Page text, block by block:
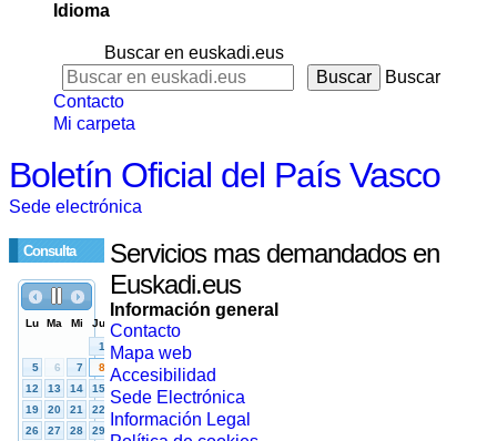
Idioma
Buscar en euskadi.eus
Buscar
Contacto
Mi carpeta
Boletín Oficial del País Vasco
Sede electrónica
Consulta
Servicios mas demandados en
Euskadi.eus
Información general
Contacto
Mapa web
Accesibilidad
Sede Electrónica
Información Legal